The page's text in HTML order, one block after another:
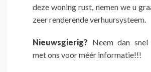
deze woning rust, nemen we u
zeer renderende verhuursysteem.
Nieuwsgierig? Neem dan
met ons voor méér informatie!!!